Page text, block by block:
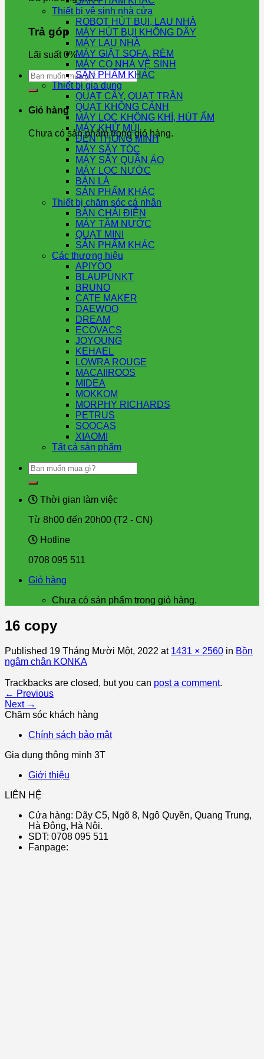
Trả góp
Lãi suất 0%
Tìm
kiếm:
Giỏ hàng
Chưa có sản phẩm trong giỏ hàng.
Thiết bị vệ sinh nhà cửa
ROBOT HÚT BỤI, LAU NHÀ
MÁY HÚT BỤI KHÔNG DÂY
MÁY LAU NHÀ
MÁY GIẶT SOFA, RÈM
MÁY CỌ NHÀ VỆ SINH
SẢN PHẨM KHÁC
Thiết bị gia dụng
QUẠT CÂY, QUẠT TRẦN
QUẠT KHÔNG CÁNH
MÁY LỌC KHÔNG KHÍ, HÚT ẨM
MÁY KHỬ MÙI
ĐÈN THÔNG MINH
MÁY SẤY TÓC
MÁY SẤY QUẦN ÁO
MÁY LỌC NƯỚC
BÀN LÀ
SẢN PHẨM KHÁC
Thiết bị chăm sóc cá nhân
BÀN CHẢI ĐIỆN
MÁY TĂM NƯỚC
QUẠT MINI
SẢN PHẨM KHÁC
Các thương hiệu
APIYOO
BLAUPUNKT
BRUNO
CATE MAKER
DAEWOO
DREAM
ECOVACS
JOYOUNG
KEHAEL
LOWRA ROUGE
MACAIIROOS
MIDEA
MOKKOM
MORPHY RICHARDS
PETRUS
SOOCAS
XIAOMI
Tất cả sản phẩm
Tìm
kiếm:
Thời gian làm việc
Từ 8h00 đến 20h00 (T2 - CN)
Hotline
0708 095 511
Giỏ hàng
Chưa có sản phẩm trong giỏ hàng.
16 copy
Published 19 Tháng Mười Một, 2022 at 1431 × 2560 in Bồn
ngâm chân KONKA
Trackbacks are closed, but you can post a comment.
← Previous
Next →
Chăm sóc khách hàng
Chính sách bảo mật
Gia dụng thông minh 3T
Giới thiệu
LIÊN HỆ
Cửa hàng: Dãy C5, Ngõ 8, Ngô Quyền, Quang Trung,
Hà Đông, Hà Nội.
SDT: 0708 095 511
Fanpage: